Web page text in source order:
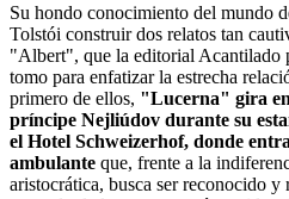
Su hondo conocimiento del mundo
Tolstói construir dos relatos tan
"Albert", que la editorial Acantilado
tomo para enfatizar la estrecha
primero de ellos, "Lucerna" gira
príncipe Nejliúdov durante su
el Hotel Schweizerhof, donde
ambulante que, frente a la
aristocrática, busca ser reconocido y